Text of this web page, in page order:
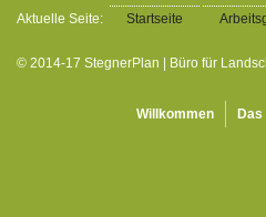
Aktuelle Seite: Startseite
© 2014-17 StegnerPlan | Büro für
Willkommen